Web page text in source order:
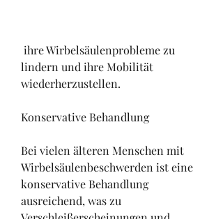
lindern und ihre Mobilität
wiederherzustellen.
Konservative Behandlung
Bei vielen älteren Menschen mit
Wirbelsäulenbeschwerden ist eine
konservative Behandlung
ausreichend, was zu